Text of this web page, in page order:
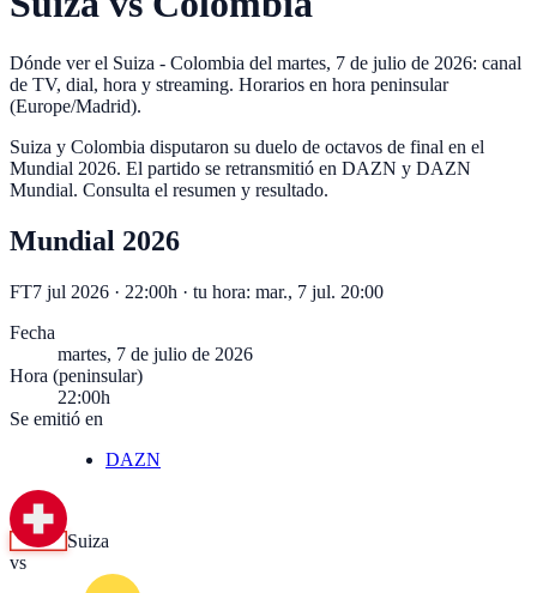
Dónde ver el Suiza - Colombia del martes, 7 de julio de 2026: canal
de TV, dial, hora y streaming. Horarios en hora peninsular
(Europe/Madrid).
Suiza y Colombia disputaron su duelo de octavos de final en el
Mundial 2026. El partido se retransmitió en DAZN y DAZN
Mundial. Consulta el resumen y resultado.
Mundial 2026
FT7 jul 2026 · 22:00h · tu hora: mar., 7 jul. 20:00
Fecha
martes, 7 de julio de 2026
Hora (peninsular)
22:00h
Se emitió en
DAZN
Suiza
vs